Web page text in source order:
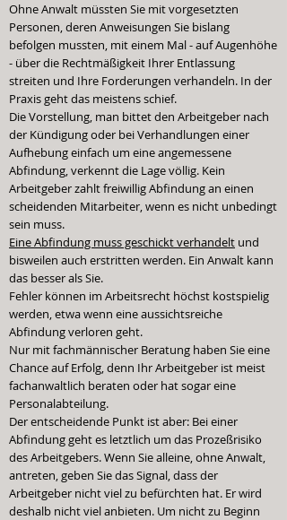
Ohne Anwalt müssten Sie mit vorgesetzten
Personen, deren Anweisungen Sie bislang
befolgen mussten, mit einem Mal - auf Augenhöhe
- über die Rechtmäßigkeit Ihrer Entlassung
streiten und Ihre Forderungen verhandeln. In der
Praxis geht das meistens schief.
Die Vorstellung, man bittet den Arbeitgeber nach
der Kündigung oder bei Verhandlungen einer
Aufhebung einfach um eine angemessene
Abfindung, verkennt die Lage völlig. Kein
Arbeitgeber zahlt freiwillig Abfindung an einen
scheidenden Mitarbeiter, wenn es nicht unbedingt
sein muss.
Eine Abfindung muss geschickt verhandelt und
bisweilen auch erstritten werden. Ein Anwalt kann
das besser als Sie.
Fehler können im Arbeitsrecht höchst kostspielig
werden, etwa wenn eine aussichtsreiche
Abfindung verloren geht.
Nur mit fachmännischer Beratung haben Sie eine
Chance auf Erfolg, denn Ihr Arbeitgeber ist meist
fachanwaltlich beraten oder hat sogar eine
Personalabteilung.
Der entscheidende Punkt ist aber: Bei einer
Abfindung geht es letztlich um das Prozeßrisiko
des Arbeitgebers. Wenn Sie alleine, ohne Anwalt,
antreten, geben Sie das Signal, dass der
Arbeitgeber nicht viel zu befürchten hat. Er wird
deshalb nicht viel anbieten. Um nicht zu Beginn